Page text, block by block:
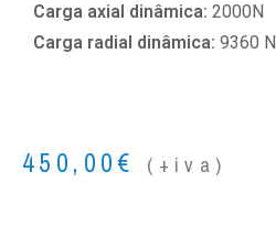
Carga axial dinâmica: 2000N
Carga radial dinâmica: 9360 N
450,00€ (+iva)